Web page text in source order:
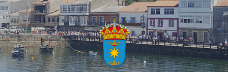
Skip
to
content
Skip
to
main
navigation
Skip
to
footer